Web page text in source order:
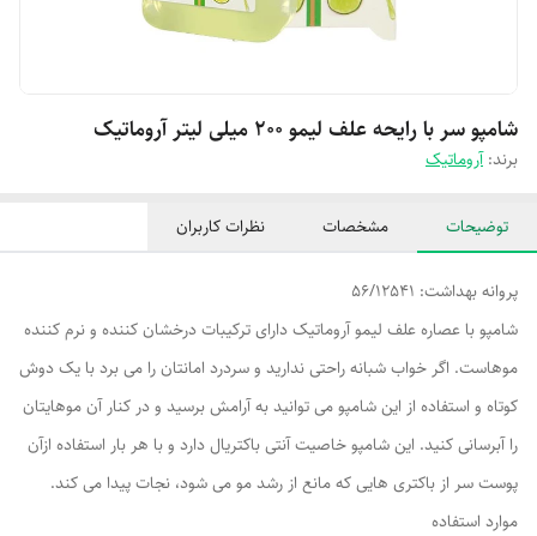
شامپو سر با رایحه علف لیمو ۲۰۰ میلی لیتر آروماتیک
برند: آروماتیک
توضیحات مشخصات نظرات کاربران
پروانه بهداشت: 56/12541
شامپو با عصاره علف لیمو آروماتیک دارای ترکیبات درخشان کننده و نرم کننده
موهاست. اگر خواب شبانه راحتی ندارید و سردرد امانتان را می برد با یک دوش
کوتاه و استفاده از این شامپو می توانید به آرامش برسید و در کنار آن موهایتان
را آبرسانی کنید. این شامپو خاصیت آنتی باکتریال دارد و با هر بار استفاده ازآن
پوست سر از باکتری هایی که مانع از رشد مو می شود، نجات پیدا می کند.
موارد استفاده